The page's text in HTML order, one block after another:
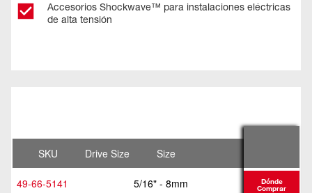
Accesorios Shockwave™ para instalaciones eléctricas
de alta tensión
SKU Drive Size Size
49-66-5141
5/16" - 8mm
Dónde
Comprar